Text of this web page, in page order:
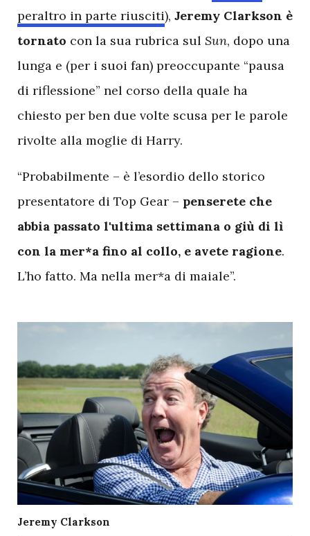
peraltro in parte riusciti), Jeremy Clarkson è
tornato con la sua rubrica sul Sun, dopo una
lunga e (per i suoi fan) preoccupante “pausa
di riflessione” nel corso della quale ha
chiesto per ben due volte scusa per le parole
rivolte alla moglie di Harry.
“Probabilmente – è l’esordio dello storico
presentatore di Top Gear – penserete che
abbia passato l'ultima settimana o giù di lì
con la mer*a fino al collo, e avete ragione.
L’ho fatto. Ma nella mer*a di maiale”.
Jeremy Clarkson